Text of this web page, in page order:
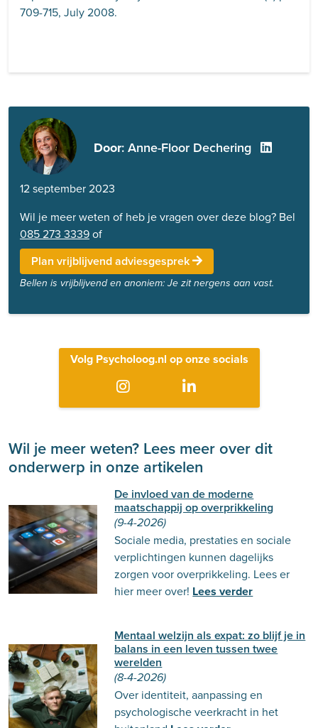
709-715, July 2008.
Door: Anne-Floor Dechering
12 september 2023
Wil je meer weten of heb je vragen over deze blog? Bel
085 273 3339of
Plan vrijblijvend adviesgesprek
Bellen is vrijblijvend en anoniem: Je zit nergens aan vast.
Volg Psycholoog.nl op onze socials
Wil je meer weten? Lees meer over dit
onderwerp in onze artikelen
De invloed van de moderne
maatschappij op overprikkeling
(9-4-2026)
Sociale media, prestaties en sociale
verplichtingen kunnen dagelijks
zorgen voor overprikkeling. Lees er
hier meer over! Lees verder
Mentaal welzijn als expat: zo blijf je in
balans in een leven tussen twee
werelden
(8-4-2026)
Over identiteit, aanpassing en
psychologische veerkracht in het